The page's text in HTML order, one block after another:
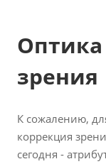
зрения
К сожалению,
коррекция
сегодня -